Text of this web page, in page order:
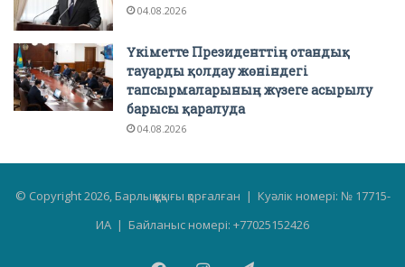
04.08.2026
Үкіметте Президенттің отандық
тауарды қолдау жөніндегі
тапсырмаларының жүзеге асырылу
барысы қаралуда
04.08.2026
© Copyright 2026, Барлық құқығы қорғалған | Куәлік номері: № 17715-
ИА | Байланыс номері: +77025152426